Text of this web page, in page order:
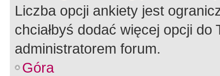
Liczba opcji ankiety jest
chciałbyś dodać więcej opcji
administratorem forum.
Góra